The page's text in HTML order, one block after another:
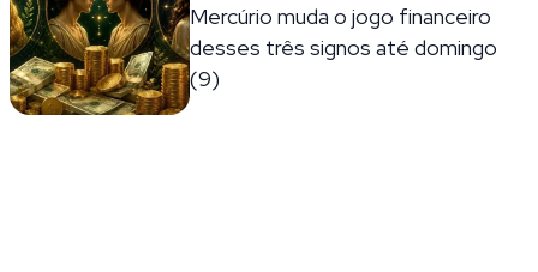
Mercúrio muda o jogo financeiro
desses três signos até domingo
(9)